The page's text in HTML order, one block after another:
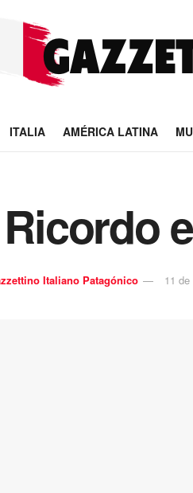
ITALIA AMÉRICA LATINA
Italiano Patagónico 11